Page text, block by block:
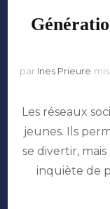
par Ines Prieure
Les réseaux
jeunes. Ils
se divertir,
inquiète de